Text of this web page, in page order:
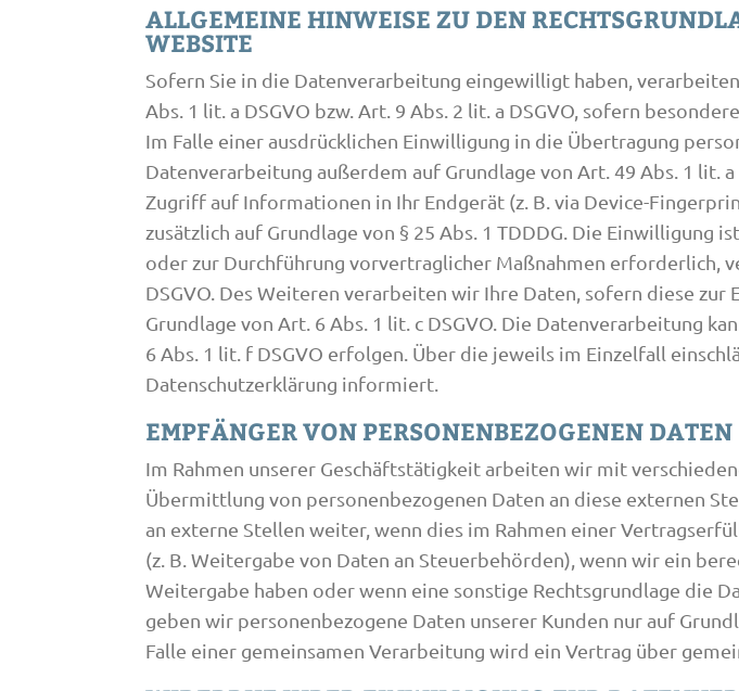
ALLGEMEINE HINWEISE ZU DEN
WEBSITE
Sofern Sie in die Datenverarbeitung eingewilligt haben,
Abs. 1 lit. a DSGVO bzw. Art. 9 Abs. 2 lit. a DSGVO, sofern
Im Falle einer ausdrücklichen Einwilligung in die Übertragung
Datenverarbeitung außerdem auf Grundlage von Art. 49 Abs. 1 lit.
Zugriff auf Informationen in Ihr Endgerät (z. B. via Device-
zusätzlich auf Grundlage von § 25 Abs. 1 TDDDG. Die
oder zur Durchführung vorvertraglicher Maßnahmen erforderlich,
DSGVO. Des Weiteren verarbeiten wir Ihre Daten, sofern diese
Grundlage von Art. 6 Abs. 1 lit. c DSGVO. Die Datenverarbeitung
6 Abs. 1 lit. f DSGVO erfolgen. Über die jeweils im Einzelfall
Datenschutzerklärung informiert.
EMPFÄNGER VON PERSONENBEZOGENEN DATEN
Im Rahmen unserer Geschäftstätigkeit arbeiten wir mit
Übermittlung von personenbezogenen Daten an diese externen
an externe Stellen weiter, wenn dies im Rahmen einer
(z. B. Weitergabe von Daten an Steuerbehörden), wenn wir ein
Weitergabe haben oder wenn eine sonstige Rechtsgrundlage die
geben wir personenbezogene Daten unserer Kunden nur auf
Falle einer gemeinsamen Verarbeitung wird ein Vertrag über